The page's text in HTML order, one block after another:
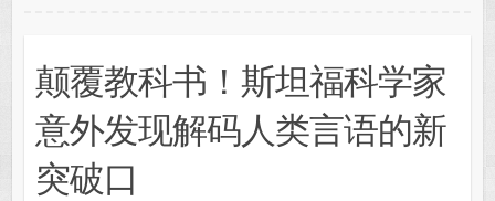
颠覆教科书！斯坦福科学家
意外发现解码人类言语的新
突破口